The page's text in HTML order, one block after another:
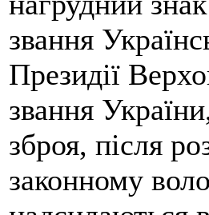
звання
Президії
звання
зброя, після
законному